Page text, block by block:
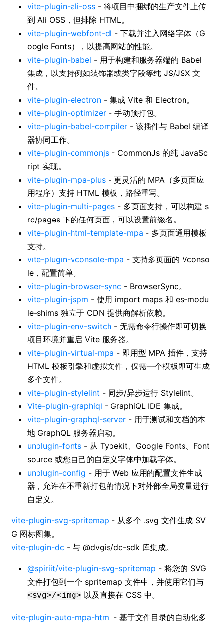
vite-plugin-ali-oss - 将项目中捆绑的生产文件上传
到 Ali OSS，但排除 HTML。
vite-plugin-webfont-dl - 下载并注入网络字体（G
oogle Fonts），以提高网站的性能。
vite-plugin-babel - 用于构建和服务器端的 Babel
集成，以支持例如装饰器或类字段等纯 JS/JSX 文
件。
vite-plugin-electron - 集成 Vite 和 Electron。
vite-plugin-optimizer - 手动预打包。
vite-plugin-babel-compiler - 该插件与 Babel 编译
器协同工作。
vite-plugin-commonjs - CommonJs 的纯 JavaSc
ript 实现。
vite-plugin-mpa-plus - 更灵活的 MPA（多页面应
用程序）支持 HTML 模板，路径重写。
vite-plugin-multi-pages - 多页面支持，可以构建 s
rc/pages 下的任何页面，可以设置前缀名。
vite-plugin-html-template-mpa - 多页面通用模板
支持。
vite-plugin-vconsole-mpa - 支持多页面的 Vconso
le，配置简单。
vite-plugin-browser-sync - BrowserSync。
vite-plugin-jspm - 使用 import maps 和 es-modu
le-shims 独立于 CDN 提供商解析依赖。
vite-plugin-env-switch - 无需命令行操作即可切换
项目环境并重启 Vite 服务器。
vite-plugin-virtual-mpa - 即用型 MPA 插件，支持
HTML 模板引擎和虚拟文件，仅需一个模板即可生成
多个文件。
vite-plugin-stylelint - 同步/异步运行 Stylelint。
Vite-plugin-graphiql - GraphiQL IDE 集成。
vite-plugin-graphql-server - 用于测试和文档的本
地 GraphQL 服务器启动。
unplugin-fonts - 从 Typekit、Google Fonts、Font
source 或您自己的自定义字体中加载字体。
unplugin-config - 用于 Web 应用的配置文件生成
器，允许在不重新打包的情况下对外部全局变量进行
自定义。
vite-plugin-svg-spritemap - 从多个 .svg 文件生成 SV
G 图标图集。
vite-plugin-dc - 与 @dvgis/dc-sdk 库集成。
@spiriit/vite-plugin-svg-spritemap - 将您的 SVG
文件打包到一个 spritemap 文件中，并使用它们与
<svg>/<img> 以及直接在 CSS 中。
vite-plugin-auto-mpa-html - 基于文件目录的自动化多